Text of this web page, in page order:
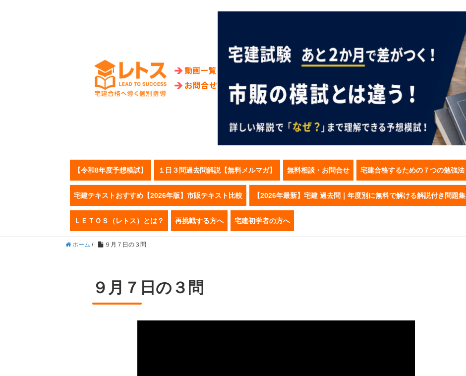
【令和8年度予想模試】 １日３問過去問解説【無料メルマガ】 無料相談・お問合せ 宅建合格するための７つの勉強法
宅建テキストおすすめ【2026年版】市販テキスト比較 【2026年最新】宅建 過去問｜年度別に無料で解ける解説付き問題集
ＬＥＴＯＳ（レトス）とは？ 再挑戦する方へ 宅建初学者の方へ
ホーム / ９月７日の３問
９月７日の３問